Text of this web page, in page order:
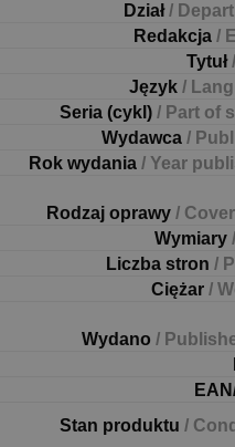
Dział/
Redakcja /
Tytuł
Język /
Seria (cykl) / Part of
Wydawca /
Rok wydania / Year
Rodzaj oprawy /
Wymiary
Liczba stron /
Ciężar /
Wydano /
Stan produktu /